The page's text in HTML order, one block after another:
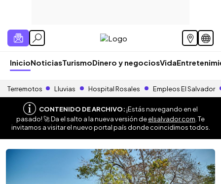
InicioNoticiasTurismoDinero y negociosVida
Terremotos Lluvias Hospital Rosales Empleos El Salvador
CONTENIDO DE ARCHIVO:¡Estás navegando en el
pasado! 🚀 Da el salto a la nueva versión deelsalvador.com . Te
invitamos a visitar el nuevo portal país donde coincidimos todos.